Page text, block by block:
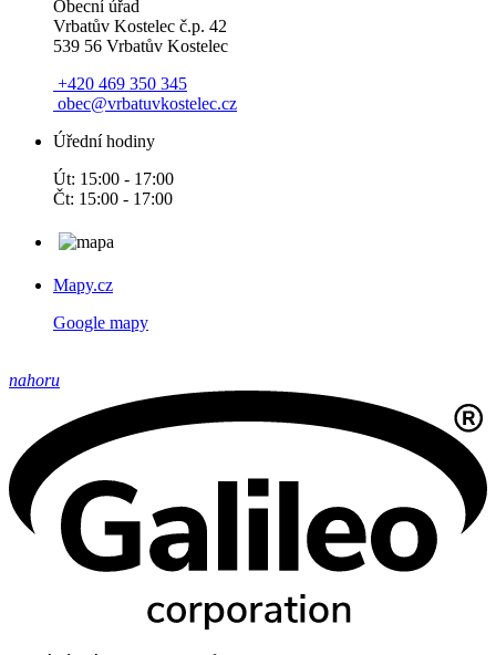
Obecní úřad
Vrbatův Kostelec č.p. 42
539 56 Vrbatův Kostelec
+420 469 350 345
obec@vrbatuvkostelec.cz
Úřední hodiny
Út: 15:00 - 17:00
Čt: 15:00 - 17:00
Mapy.cz
Google mapy
nahoru